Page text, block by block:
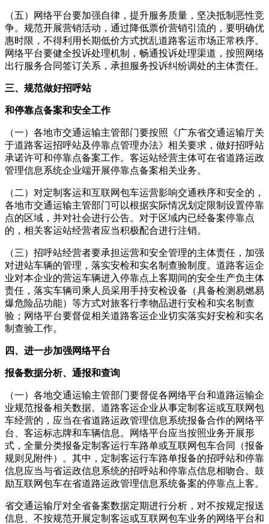
（五）网络平台要加强自律，提升服务质量，坚决抵制恶性竞
争。规范开展营销活动，通过降低票价营销引流的，要明确优
惠时限，不得利用长期低价方式扰乱道路客运市场正常秩序。
网络平台要健全投诉处理机制，畅通投诉处理渠道，按照网络
出行服务合同签订关系，承担服务投诉纠纷调处的主体责任。
三、规范做好招呼站
和停靠点备案和安全工作
（一）各地市交通运输主管部门要按照《广东省交通运输厅关
于道路客运招呼站及停靠点管理办法》相关要求，做好招呼站
承诺许可和停靠点备案工作。客运站经营主体可在省道路运政
管理信息系统企业端开展停靠点备案相关业务。
（二）对定制客运和互联网包车运营影响交通秩序和安全的，
各地市交通运输主管部门可以根据实际情况划定限制设置停靠
点的区域，并对社会进行公告。对于区域内已经备案停靠点
的，相关客运站经营者应当积极配合进行注销。
（三）招呼站经营者要承担运营和安全管理的主体责任，加强
对进站车辆的管理，落实安检和实名制查验制度。道路客运企
业对本企业的营运车辆进入停靠点上客期间的安全生产负主体
责任，落实车辆司乘人员采用手持安检设备（具备检测易燃易
爆危险品功能）等方式对旅客行李物品进行安检和实名制查
验；网络平台要督促相关道路客运企业切实落实好安检和实名
制查验工作。
四、进一步加强网络平台
报备数据分析、通报和查询
（一）各地交通运输主管部门要督促各网络平台和道路运输企
业规范报备相关数据。道路客运企业从事定制客运或互联网包
车经营的，应当在省道路运政管理信息系统报备合作的网络平
台、客运标志牌和车辆信息。网络平台应当按照业务开展形
式，全量分类报备定制客运行车路单或互联网包车合同（报备
规则见附件）。其中，定制客运行车路单报备的招呼站和停靠
信息应当与省运政信息系统的招呼站和停靠点信息相吻合。鼓
励互联网包车在省道路运政管理信息系统备案的停靠点上客。
省交通运输厅对全省备案数据定期进行分析，对不按规定报送
信息、不按规范开展定制客运或互联网包车业务的网络平台和